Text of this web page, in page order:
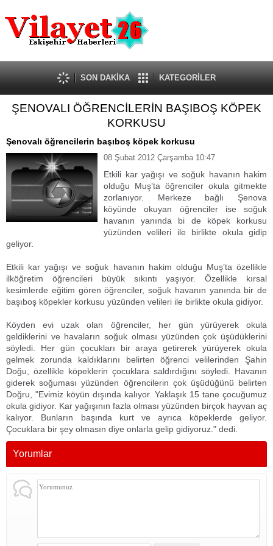
Güncel
Ekonomi
Politika
Eğitim
Spor
Kültür-Sanat
Röportaj
Tanıtım Yazısı
SON DAKİKA KATEGORİLER
ŞENOVALI ÖĞRENCİLERİN BAŞIBOŞ KÖPEK
KORKUSU
Şenovalı öğrencilerin başıboş köpek korkusu
08 Şubat 2012 Çarşamba 10:47
Etkili kar yağışı ve soğuk havanın hakim
olduğu Muş’ta öğrenciler okula gitmekte
zorlanıyor. Merkeze bağlı Şenova
köyünde okuyan öğrenciler ise soğuk
havanın yanında bi de köpek korkusu
yüzünden velileri ile birlikte okula gidip
geliyor.
Etkili kar yağışı ve soğuk havanın hakim olduğu Muş’ta özellikle
ilköğretim öğrencileri büyük sıkıntı yaşıyor. Özellikle kırsal
kesimlerde eğitim gören öğrenciler, soğuk havanın yanında bir de
başıboş köpekler korkusu yüzünden velileri ile birlikte okula gidiyor.
Köyden evi uzak olan öğrenciler, her gün yürüyerek okula
geldiklerini ve havaların soğuk olması yüzünden çok üşüdüklerini
söyledi. Her gün çocukları bir araya getirerek yürüyerek okula
gelmek zorunda kaldıklarını belirten öğrenci velilerinden Şahin
Doğu, özellikle köpeklerin çocuklara saldırdığını söyledi. Havanın
giderek soğuması yüzünden öğrencilerin çok üşüdüğünü belirten
Doğru, "Evimiz köyün dışında kalıyor. Yaklaşık 15 tane çocuğumuz
okula gidiyor. Kar yağışının fazla olması yüzünden birçok hayvan aç
kalıyor. Bunların başında kurt ve ayrıca köpeklerde geliyor.
Çocuklara bir şey olmasın diye onlarla gelip gidiyoruz." dedi.
Yorumlar